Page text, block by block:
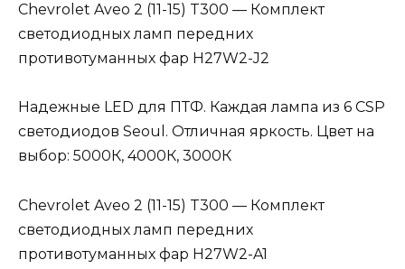
Chevrolet Aveo 2 (11-15) T300 — Комплект
светодиодных ламп передних
противотуманных фар H27W2-J2
Надежные LED для ПТФ. Каждая лампа из 6 CSP
светодиодов Seoul. Отличная яркость. Цвет на
выбор: 5000К, 4000К, 3000К
Chevrolet Aveo 2 (11-15) T300 — Комплект
светодиодных ламп передних
противотуманных фар H27W2-A1